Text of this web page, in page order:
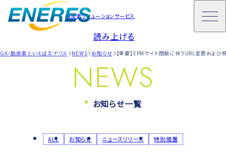
読み上げる
脱炭素ソリューションサービス
GX・脱炭素といえばエナリス NEWS お知らせ 【重要】EPMサイト閉鎖に伴うURL変更およ
NEWS
お知らせ一覧
ALL お知らせ ニュースリリース 特別措置